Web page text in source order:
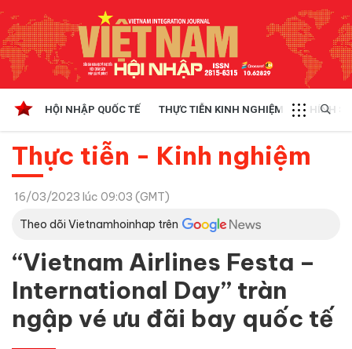
HỘI NHẬP QUỐC TẾ THỰC TIỄN KINH NGHIỆM CHÍNH
Thực tiễn - Kinh nghiệm
16/03/2023 lúc 09:03 (GMT)
Theo dõi Vietnamhoinhap trên
“Vietnam Airlines Festa –
International Day” tràn
ngập vé ưu đãi bay quốc tế